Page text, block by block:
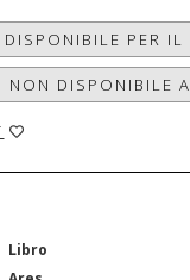
PER IL
NON DISPONIBILE
Libro